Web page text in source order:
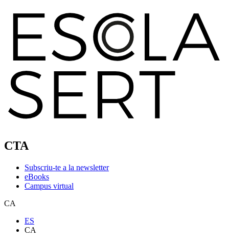
CTA
Subscriu-te a la newsletter
eBooks
Campus virtual
CA
ES
CA